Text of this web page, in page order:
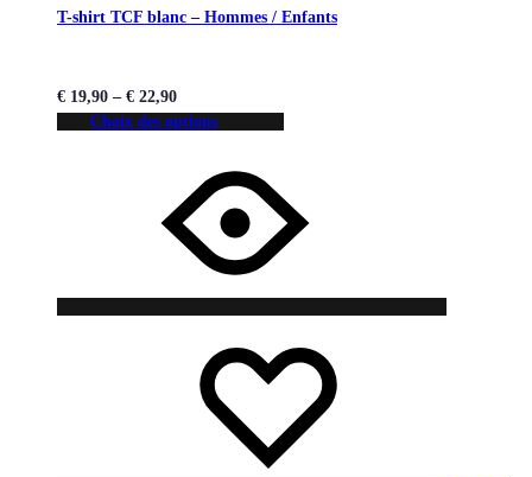
T-shirt TCF blanc – Hommes / Enfants
€ 19,90 – € 22,90
Choix des options